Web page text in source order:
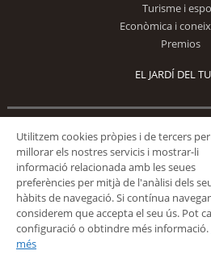
Turisme i
Econòmica i
Premios
EL JARDÍ DEL
© 2026 Fundación Deportiva Municipal
Utilitzem cookies pròpies i de tercers
millorar els nostres servicis i mostrar-li
informació relacionada amb les seues
preferències per mitjà de l'anàlisi dels
hàbits de navegació. Si contínua
considerem que accepta el seu ús. Pot
configuració o obtindre més informació.
més